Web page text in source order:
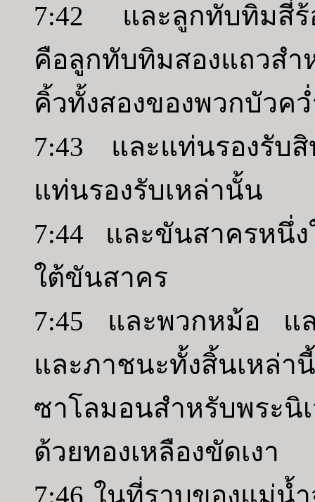
7:42 และลูกทับทิมสี่ร้
คือลูกทับทิมสองแถวส
คิ้วทั้งสองของพวกบัวค
7:43 และแท่นรองรับ
แท่นรองรับเหล่านั้น
7:44 และขันสาครหนึ่
ใต้ขันสาคร
7:45 และพวกหม้อ แ
และภาชนะทั้งสิ้นเหล่
ซาโลมอนสำหรับพระ
ด้วยทองเหลืองขัดเงา
7:46 ในที่ราบของแม่น้